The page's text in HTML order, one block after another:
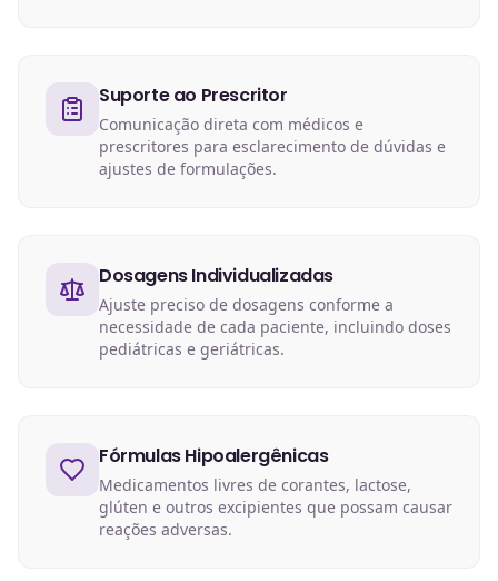
Suporte ao Prescritor
Comunicação direta com médicos e
prescritores para esclarecimento de dúvidas e
ajustes de formulações.
Dosagens Individualizadas
Ajuste preciso de dosagens conforme a
necessidade de cada paciente, incluindo doses
pediátricas e geriátricas.
Fórmulas Hipoalergênicas
Medicamentos livres de corantes, lactose,
glúten e outros excipientes que possam causar
reações adversas.